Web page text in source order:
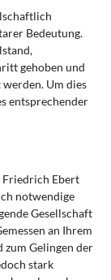
Bedeutung.
gehoben und
Um dies
entsprechender
Friedrich Ebert
notwendige
Gesellschaft
an Ihrem
zum Gelingen der
stark